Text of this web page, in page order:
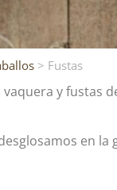
> Fustas
y fustas
en la